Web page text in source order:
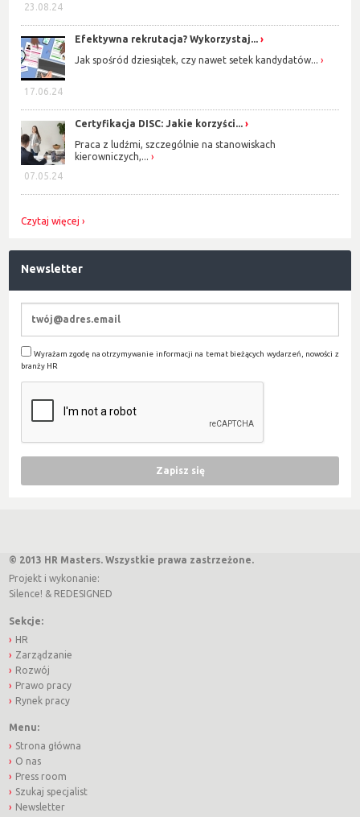
23.08.24
17.06.24
Efektywna rekrutacja? Wykorzystaj...
Jak spośród dziesiątek, czy nawet setek kandydatów...
07.05.24
Certyfikacja DISC: Jakie korzyści...
Praca z ludźmi, szczególnie na stanowiskach
kierowniczych,...
Czytaj więcej
Newsletter
Wyrażam zgodę na otrzymywanie informacji na temat bieżących wydarzeń, nowości z
branży HR
© 2013 HR Masters. Wszystkie prawa zastrzeżone.
Projekt i wykonanie:
Silence! & REDESIGNED
Sekcje:
HR
Zarządzanie
Rozwój
Prawo pracy
Rynek pracy
Menu:
Strona główna
O nas
Press room
Szukaj specjalist
Newsletter